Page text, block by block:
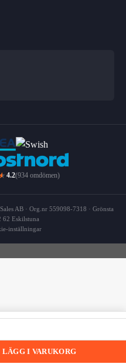
4.2(934 omdömen)
AB · Org.nr 559098-7318 · Grönsta
62 Eskilstuna
inställningar
2,5cm Grå
2,5cm Grå mängd
LÄGG I VARUKORG